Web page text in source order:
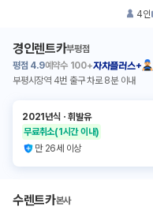
4인
경인렌트카부평점
평점 4.9예약수 100+자차플러스+
부평시장역 4번 출구 차로 8분 이내
2021년식 ㆍ휘발유
무료취소(1시간 이내)
만 26세 이상
수렌트카본사